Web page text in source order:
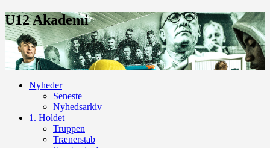
U12 Akademi
Nyheder
Seneste
Nyhedsarkiv
1. Holdet
Truppen
Trænerstab